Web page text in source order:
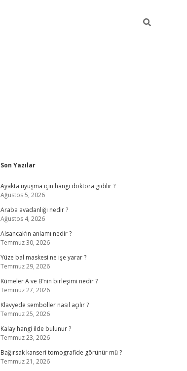
Sidebar
Son Yazılar
Ayakta uyuşma için hangi doktora gidilir ?
Ağustos 5, 2026
Araba avadanlığı nedir ?
Ağustos 4, 2026
Alsancak’ın anlamı nedir ?
Temmuz 30, 2026
Yüze bal maskesi ne işe yarar ?
Temmuz 29, 2026
Kümeler A ve B’nin birleşimi nedir ?
Temmuz 27, 2026
Klavyede semboller nasıl açılır ?
Temmuz 25, 2026
Kalay hangi ilde bulunur ?
Temmuz 23, 2026
Bağırsak kanseri tomografide görünür mü ?
Temmuz 21, 2026